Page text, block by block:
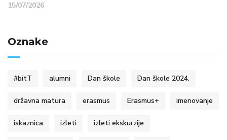
15/07/2026
Oznake
#bitT alumni Dan škole Dan škole 2024.
državna matura erasmus Erasmus+ imenovanje
iskaznica izleti izleti ekskurzije